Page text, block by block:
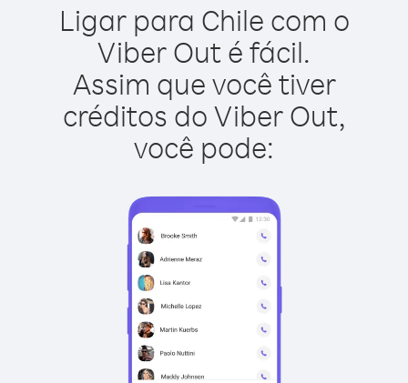
Ligar para Chile com o
Viber Out é fácil.
Assim que você tiver
créditos do Viber Out,
você pode: